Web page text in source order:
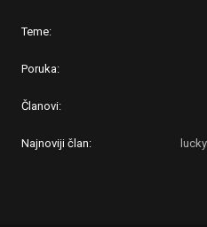
Teme
Poruka
Članovi
Najnoviji član